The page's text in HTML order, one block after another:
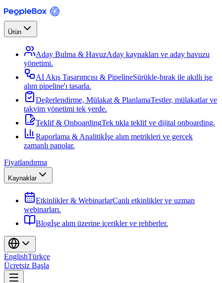
Ürün
Aday Bulma & HavuzAday kaynakları ve aday havuzu
yönetimi.
AI Akış Tasarımcısı & PipelineSürükle-bırak ile akıllı işe
alım pipeline'ı tasarla.
Değerlendirme, Mülakat & PlanlamaTestler, mülakatlar ve
takvim yönetimi tek yerde.
Teklif & OnboardingTek tıkla teklif ve dijital onboarding.
Raporlama & Analitikİşe alım metrikleri ve gerçek
zamanlı panolar.
Fiyatlandırma
Kaynaklar
Etkinlikler & WebinarlarCanlı etkinlikler ve uzman
webinarları.
Blogİşe alım üzerine içerikler ve rehberler.
EnglishTürkçe
Ücretsiz Başla